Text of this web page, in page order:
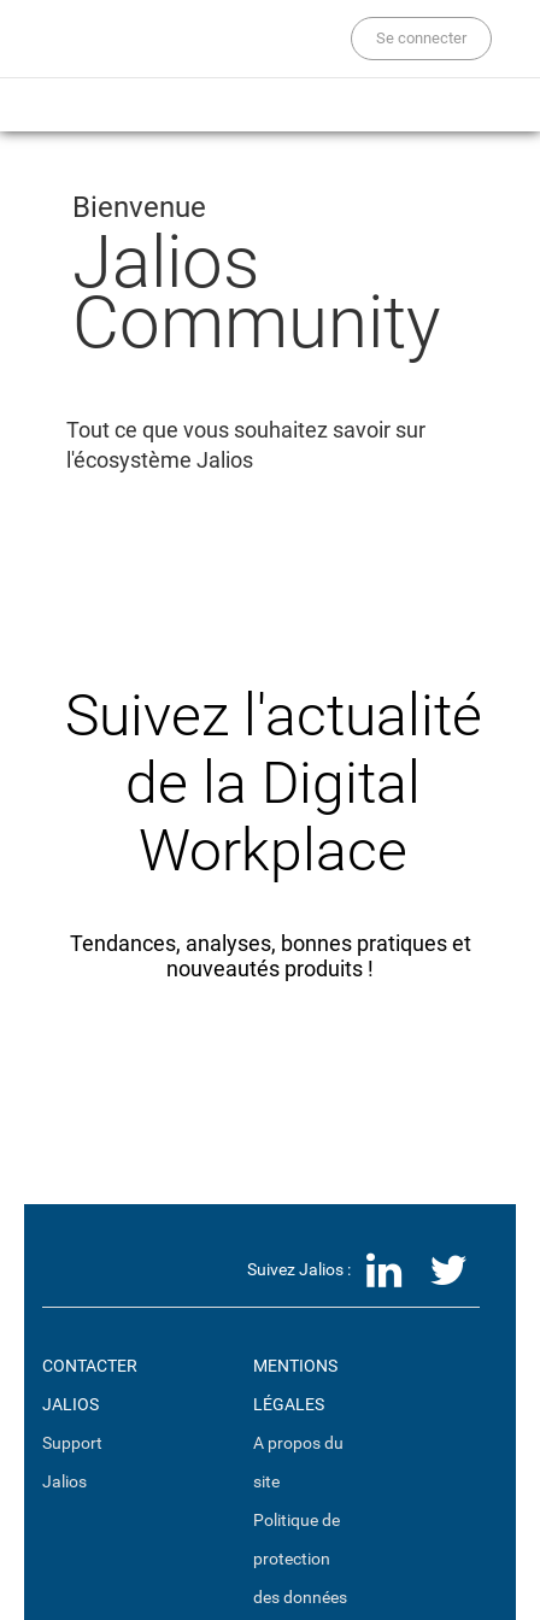
Se connecter
Bienvenue
Jalios
Community
Tout ce que vous souhaitez savoir sur
l'écosystème Jalios
Suivez l'actualité
de la Digital
Workplace
Tendances, analyses, bonnes pratiques et
nouveautés produits !
Suivez Jalios :
CONTACTER
JALIOS
Support
Jalios
MENTIONS
LÉGALES
A propos du
site
Politique de
protection
des données